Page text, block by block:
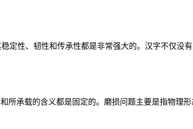
性、韧性和传承性都是非常强大的。汉字不仅没有
承载的含义都是固定的。磨损问题主要是指物理形